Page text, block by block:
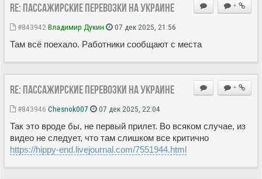
+
Re: Пассажирские перевозки на Украине
#843942 Владимир Дукин 07 дек 2025, 21:56
Там всё поехало. Работники сообщают с места
+
Re: Пассажирские перевозки на Украине
#843946 Chesnok007 07 дек 2025, 22:04
Так это вроде бы, не первый прилет. Во всяком случае, из
видео не следует, что там слишком все критично
https://hippy-end.livejournal.com/7551944.html